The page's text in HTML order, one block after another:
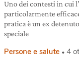
Uno dei contesti in cui
particolarmente
pratica è un ex
speciale
Persone e salute 4